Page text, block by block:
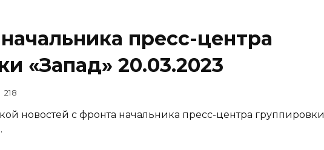
пресс-центра
«Запад» 20.03.2023
218
новостей с фронта начальника пресс-центра группировки